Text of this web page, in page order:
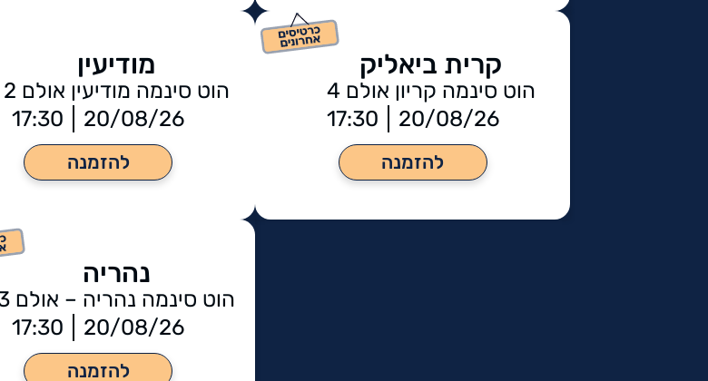
קרית ביאליק
הוט סינמה קריון אולם 4
20/08/26
17:30
להזמנה
מודיעין
הוט סינמה מודיעין אולם 2
20/08/26
17:30
להזמנה
נהריה
הוט סינמה נהריה – אולם 3
20/08/26
17:30
להזמנה